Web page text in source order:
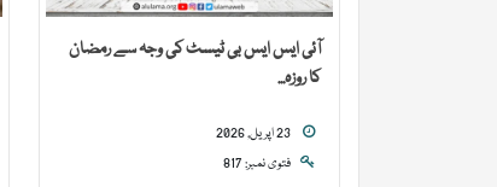
آئی ایس ایس بی ٹیسٹ کی وجہ سے رمضان
کا روزہ...
فتوی نمبر: 817